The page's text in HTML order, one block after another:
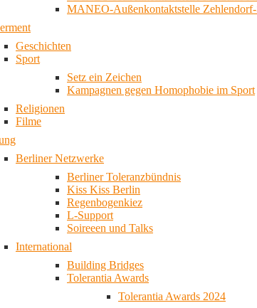
MANEO-Außenkontaktstelle Zehlendorf-
Geschichten
Sport
Setz ein Zeichen
Kampagnen gegen Homophobie im Sport
Religionen
Filme
Berliner Netzwerke
Berliner Toleranzbündnis
Kiss Kiss Berlin
Regenbogenkiez
L-Support
Soireeen und Talks
International
Building Bridges
Tolerantia Awards
Tolerantia Awards 2024